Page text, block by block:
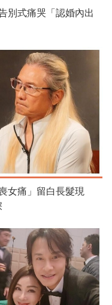
別式痛哭「認婚內出
女痛」留白長髮現